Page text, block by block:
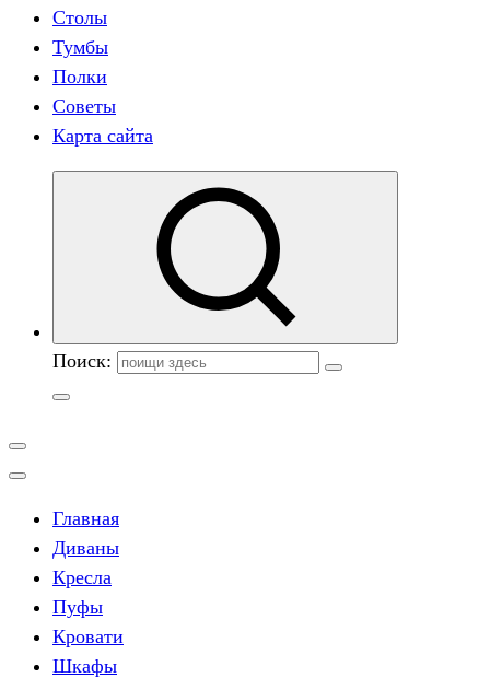
Столы
Тумбы
Полки
Советы
Карта сайта
Поиск:
Главная
Диваны
Кресла
Пуфы
Кровати
Шкафы